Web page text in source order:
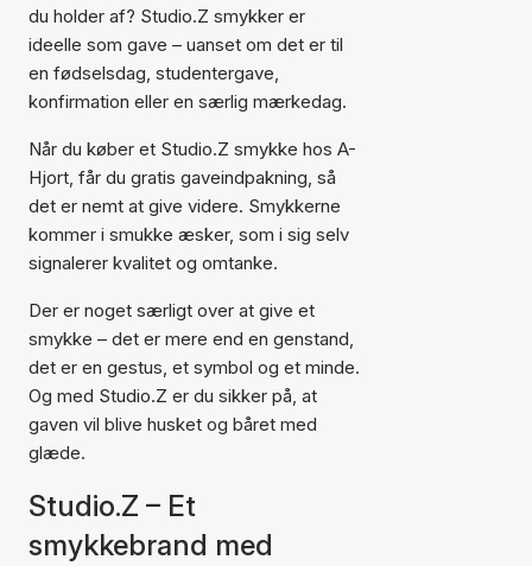
du holder af? Studio.Z smykker er
ideelle som gave – uanset om det er til
en fødselsdag, studentergave,
konfirmation eller en særlig mærkedag.
Når du køber et Studio.Z smykke hos A-
Hjort, får du gratis gaveindpakning, så
det er nemt at give videre. Smykkerne
kommer i smukke æsker, som i sig selv
signalerer kvalitet og omtanke.
Der er noget særligt over at give et
smykke – det er mere end en genstand,
det er en gestus, et symbol og et minde.
Og med Studio.Z er du sikker på, at
gaven vil blive husket og båret med
glæde.
Studio.Z – Et
smykkebrand med